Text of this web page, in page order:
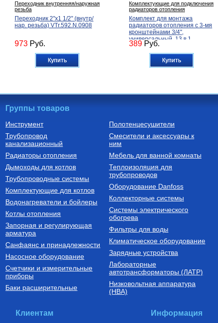
Переходник внутренняя/наружная
резьба
Переходник 2"х1 1/2" (внутр/
нар. резьба) VTr.592.N.0908
973 Руб.
Купить
Комплектующие для подключения
радиаторов отопления
Комплект для монтажа
радиаторов отопления с 3-мя
кронштейнами 3/4",
универсальный, 13 в 1
389 Руб.
Купить
Коллектор с шаровыми кранами
кранами 1", 2х1/2" (синие
ручки), SMB 6201 011202
1 905Руб.
Купить
Стальные распределительные
распределительный
коллектор 2 (3) отопительных
контура. В теплоизоляции DN
25. SDG-0017-004023
28 413Руб.
Бойлеры (водонагреватели
косвенного нагрева)
Водонагреватель
накопительный косвенного
100 000Руб.
Группы товаров
Инструмент
Трубопровод
канализационный
Радиаторы отопления
Дымоходы для котлов
Трубопроводные системы
Комплектующие для котлов
Водонагреватели и бойлеры
Котлы отопления
Запорная и регулирующая
арматура
Санфаянс и принадлежности
Насосное оборудование
Счетчики и измерительные
приборы
Баки расширительные
Полотенцесушители
Смесители и аксессуары к
ним
Мебель для ванной комнаты
Теплоизоляция для
трубопроводов
Оборудование Danfoss
Коллекторные системы
Системы электрического
обогрева
Фильтры для воды
Климатическое оборудование
Зарядные устройства
Лабораторные
автотрансформаторы (ЛАТР)
Низковольтная аппаратура
(НВА)
Клиентам Информация